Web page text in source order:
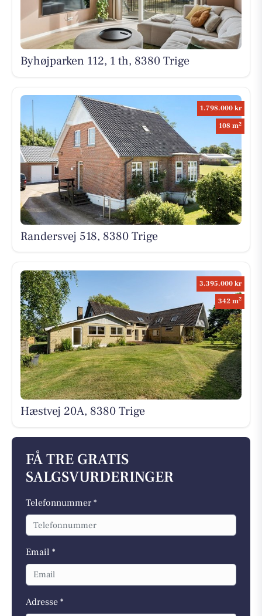
Byhøjparken 112, 1 th, 8380 Trige
1.798.000 kr
108 m2
Randersvej 518, 8380 Trige
3.395.000 kr
342 m2
Hæstvej 20A, 8380 Trige
FÅ TRE GRATIS
SALGSVURDERINGER
Telefonnummer *
Email *
Adresse *